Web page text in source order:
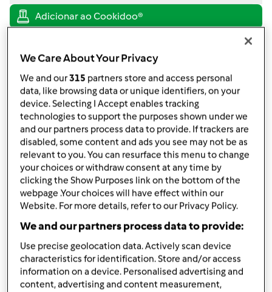
Graça Bimby
published: 20.03.2015
alterado: 12.03.2019
Adicionar às minhas coleções
Partilhar receita
Criar uma variante
Ingredientes
Boião de pêra e banana
1000g
500g
We Care About Your Privacy
We and our315 partners store and access personal
data, like browsing data or unique identifiers, on your
device. Selecting I Accept enables tracking
technologies to support the purposes shown under we
and our partners process data to provide. If trackers are
disabled, some content and ads you see may not be as
relevant to you. You can resurface this menu to change
your choices or withdraw consent at any time by
clicking the Show Purposes link on the bottom of the
webpage .Your choices will have effect within our
Website. For more details, refer to our Privacy Policy.
We and our partners process data to provide:
Use precise geolocation data. Actively scan device
characteristics for identification. Store and/or access
information on a device. Personalised advertising and
content, advertising and content measurement,